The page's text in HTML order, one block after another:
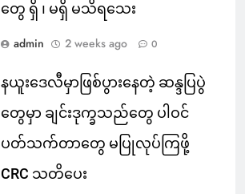
တွေ ရှိ ၊ မရှိ မသိရသေး
admin 2 weeks ago 0
နယူးဒေလီမှာဖြစ်ပွားနေတဲ့ ဆန္ဒပြပွဲ
တွေမှာ ချင်းဒုက္ခသည်တွေ ပါဝင်
ပတ်သက်တာတွေ မပြုလုပ်ကြဖို့
CRC သတိပေး